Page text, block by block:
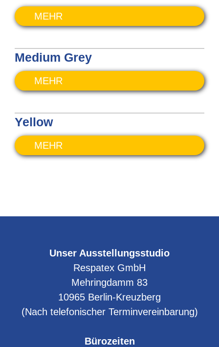
MEHR
Medium Grey
MEHR
Yellow
MEHR
Unser Ausstellungsstudio
Respatex GmbH
Mehringdamm 83
10965 Berlin-Kreuzberg
(Nach telefonischer Terminvereinbarung)
Bürozeiten